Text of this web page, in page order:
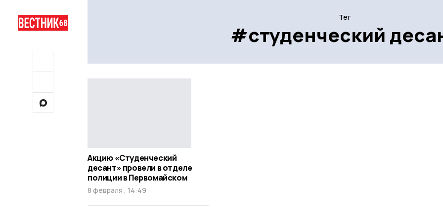
Тег
#студенческий
Акцию «Студенческий
десант» провели в отделе
полиции в Первомайском
8 февраля , 14:49